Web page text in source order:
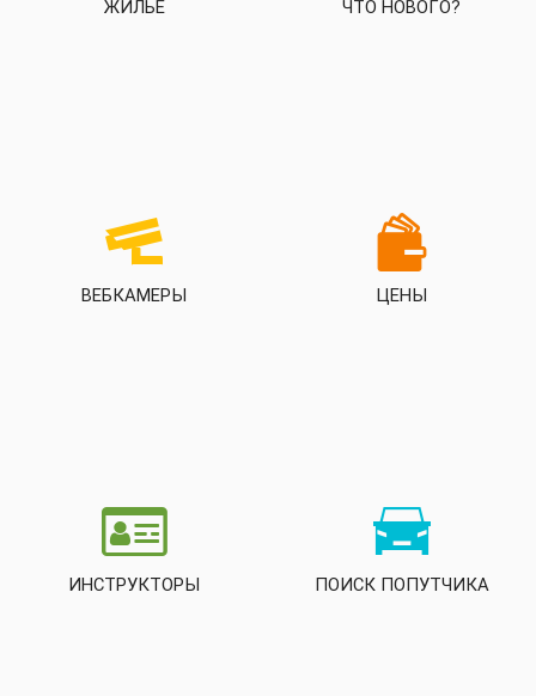
ЖИЛЬЕ ЧТО НОВОГО?

ВЕБКАМЕРЫ

ЦЕНЫ

ИНСТРУКТОРЫ

ПОИСК ПОПУТЧИКА